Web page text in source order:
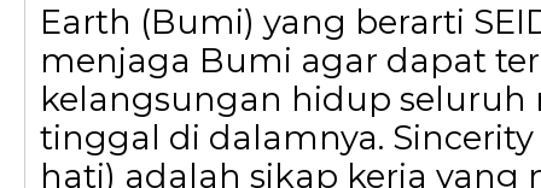
Earth (Bumi) yang berarti
menjaga Bumi agar dapat
kelangsungan hidup
tinggal di dalamnya.
hati) adalah sikap kerja yang